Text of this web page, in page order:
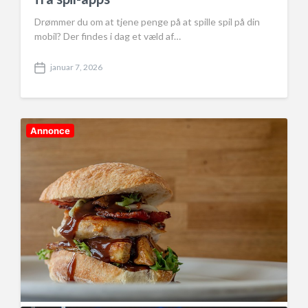
Drømmer du om at tjene penge på at spille spil på din
mobil? Der findes i dag et væld af…
P
s
d
a
januar 7, 2026
Annonce